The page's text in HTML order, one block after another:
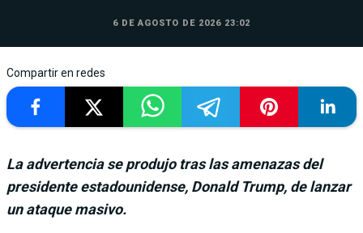
6 DE AGOSTO DE 2026 23:02
Compartir en redes
La advertencia se produjo tras las amenazas del
presidente estadounidense, Donald Trump, de lanzar
un ataque masivo.